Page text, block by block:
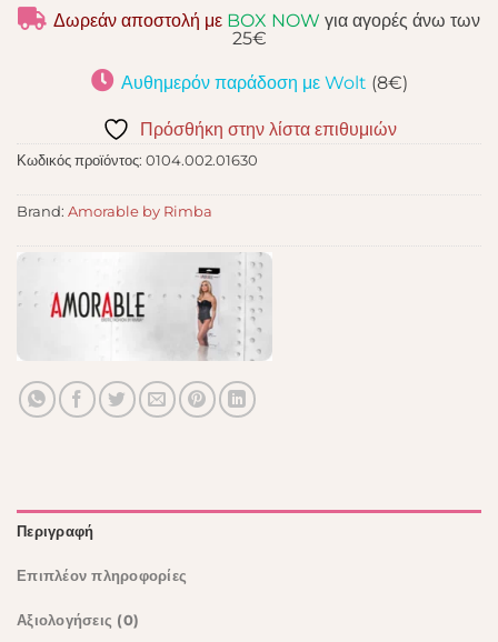
Δωρεάν αποστολή με BOX NOW για αγορές άνω των
25€
Αυθημερόν παράδοση με Wolt (8€)
Πρόσθήκη στην λίστα επιθυμιών
Κωδικός προϊόντος: 0104.002.01630
Brand: Amorable by Rimba
Περιγραφή
Επιπλέον πληροφορίες
Αξιολογήσεις (0)